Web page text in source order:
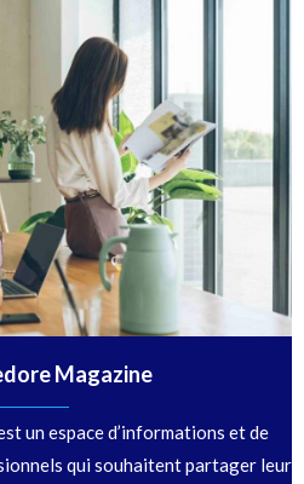
Magazine
un espace d’informations et de
qui souhaitent partager leur